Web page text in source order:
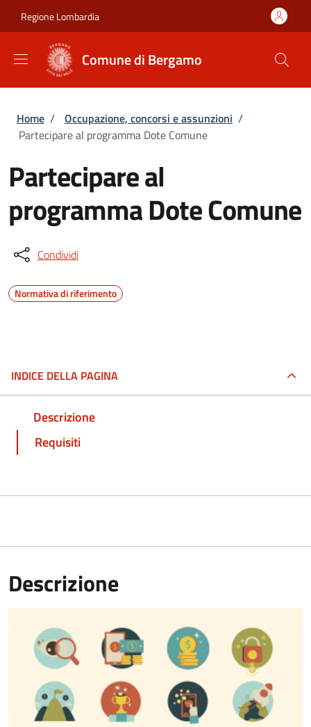
Regione Lombardia
Comune di Bergamo
Briciole di pane
Home / Occupazione, concorsi e assunzioni /
Partecipare al programma Dote Comune
Partecipare al
programma Dote Comune
Condividi
Normativa di riferimento
INDICE DELLA PAGINA
Descrizione
Requisiti
Descrizione